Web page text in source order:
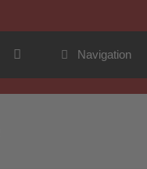
Navigation